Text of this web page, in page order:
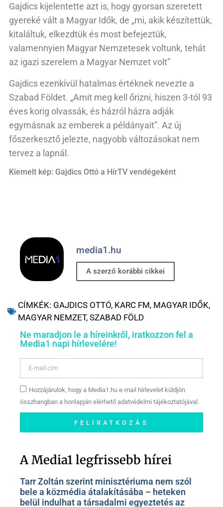
Gajdics kijelentette azt is, hogy gyorsan szeretett
gyereké vált a Magyar Idők, de „mi, akik készítettük,
kitaláltuk, elkezdtük és most befejeztük,
valamennyien Magyar Nemzetesek voltunk, tehát
az igazi szerelem a Magyar Nemzet volt”
Gajdics ezenkívül hatalmas értéknek nevezte a
Szabad Földet. „Amit meg kell őrizni, hiszen 3-tól 93
éves korig olvassák, és házról házra adják
egymásnak az emberek a példányait”. Az új
főszerkesztő jelezte, nagyobb változásokat nem
tervez a lapnál.
Kiemelt kép: Gajdics Ottó a HírTV vendégeként
media1.hu
A szerző korábbi cikkei
CÍMKÉK: GAJDICS OTTÓ, KARC FM, MAGYAR IDŐK,
MAGYAR NEMZET, SZABAD FÖLD
Ne maradjon le a híreinkről, iratkozzon fel a
Media1 napi hírlevelére!
Hozzájárulok, hogy a Media1.hu e-mail hírlevelet küldjön
összhangban a honlapján elérhető adatvédelmi tájékoztatójával.
FELIRATKOZÁS
oldalunkon!
A Media1 legfrissebb hírei
Tarr Zoltán szerint minisztériuma nem szól
bele a közmédia átalakításába – heteken
belül indulhat a társadalmi egyeztetés az